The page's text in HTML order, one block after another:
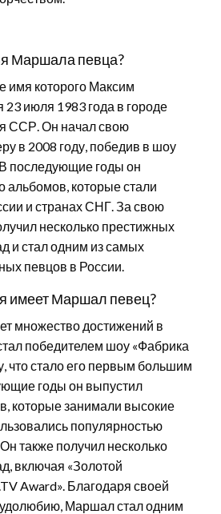
Маршала певца?
которого Максим
июля 1983 года в городе
ССР. Он начал свою
в 2008 году, победив в шоу
последующие годы он
альбомов, которые стали
и странах СНГ. За свою
несколько престижных
и стал одним из самых
певцов в России.
имеет Маршал певец?
множество достижений в
победителем шоу «Фабрика
что стало его первым большим
годы он выпустил
которые занимали высокие
популярностью
также получил несколько
включая «Золотой
Award». Благодаря своей
Маршал стал одним